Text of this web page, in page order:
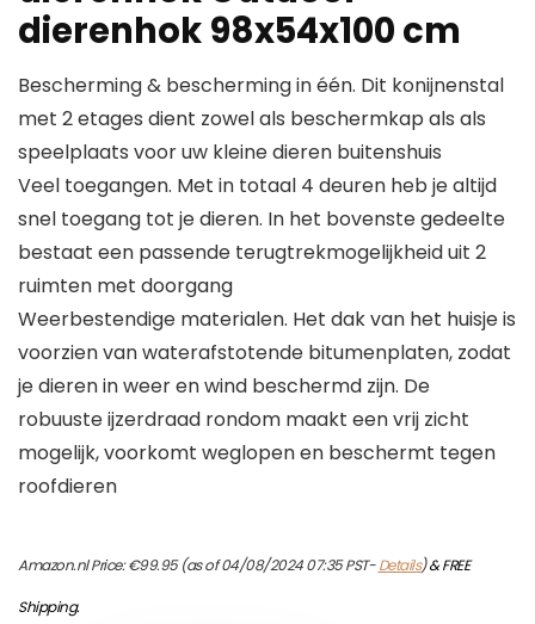
dierenhok 98x54x100 cm
Bescherming & bescherming in één. Dit konijnenstal
met 2 etages dient zowel als beschermkap als als
speelplaats voor uw kleine dieren buitenshuis
Veel toegangen. Met in totaal 4 deuren heb je altijd
snel toegang tot je dieren. In het bovenste gedeelte
bestaat een passende terugtrekmogelijkheid uit 2
ruimten met doorgang
Weerbestendige materialen. Het dak van het huisje is
voorzien van waterafstotende bitumenplaten, zodat
je dieren in weer en wind beschermd zijn. De
robuuste ijzerdraad rondom maakt een vrij zicht
mogelijk, voorkomt weglopen en beschermt tegen
roofdieren
Amazon.nl Price:€99.95(as of 04/08/2024 07:35 PST-Details)&FREE
Shipping.